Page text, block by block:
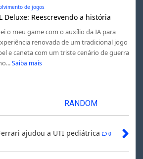
de jogos
Deluxe: Reescrevendo a história
o meu game com o auxílio da IA para
renovada de um tradicional jogo
e caneta com um triste cenário de guerra
Saiba mais
RANDOM
ajudou a UTI pediátrica 0